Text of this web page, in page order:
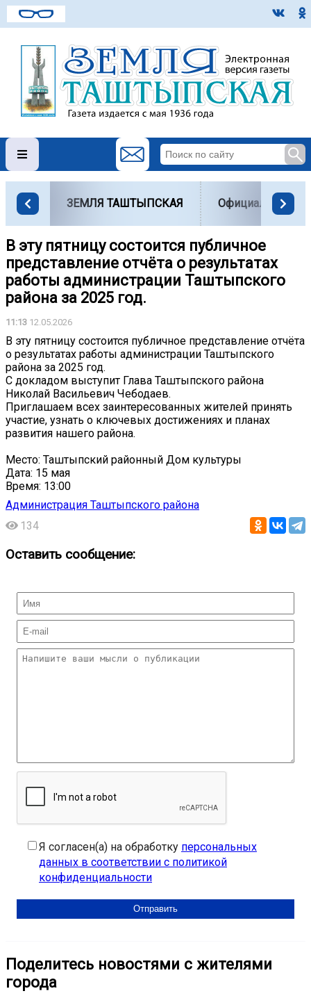
ЗЕМЛЯ ТАШТЫПСКАЯ Официально
В эту пятницу состоится публичное
представление отчёта о результатах
работы администрации Таштыпского
района за 2025 год.
11:13 12.05.2026
В эту пятницу состоится публичное представление отчёта
о результатах работы администрации Таштыпского
района за 2025 год.
С докладом выступит Глава Таштыпского района
Николай Васильевич Чебодаев.
Приглашаем всех заинтересованных жителей принять
участие, узнать о ключевых достижениях и планах
развития нашего района.
Место: Таштыпский районный Дом культуры
Дата: 15 мая
Время: 13:00
Администрация Таштыпского района
134
Оставить сообщение:
Я согласен(а) на обработку персональных
данных в соответствии с политикой
конфиденциальности
Поделитесь новостями с жителями
города